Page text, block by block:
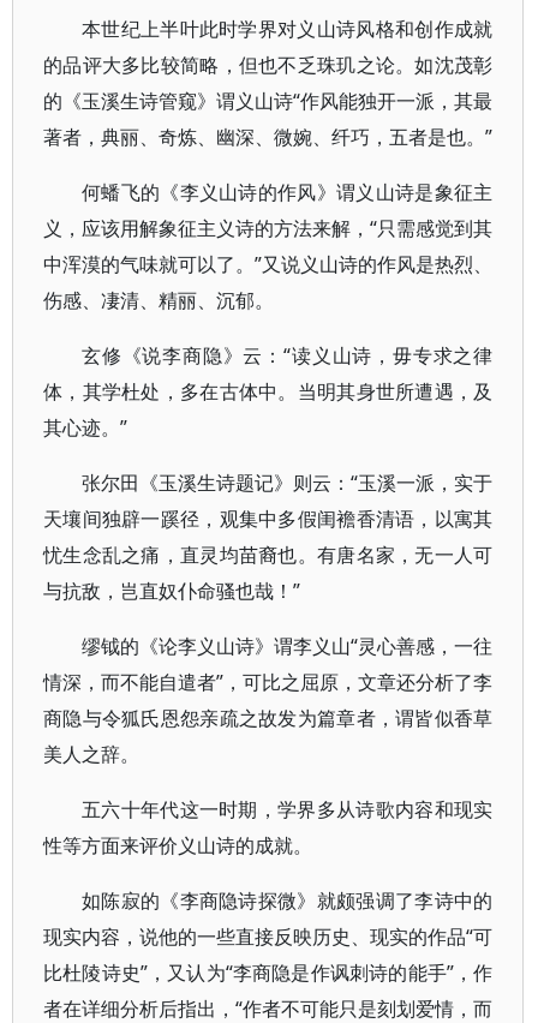
本世纪上半叶此时学界对义山诗风格和创作成就
的品评大多比较简略，但也不乏珠玑之论。如沈茂彰
的《玉溪生诗管窥》谓义山诗“作风能独开一派，其最
著者，典丽、奇炼、幽深、微婉、纤巧，五者是也。”
何蟠飞的《李义山诗的作风》谓义山诗是象征主
义，应该用解象征主义诗的方法来解，“只需感觉到其
中浑漠的气味就可以了。”又说义山诗的作风是热烈、
伤感、凄清、精丽、沉郁。
玄修《说李商隐》云：“读义山诗，毋专求之律
体，其学杜处，多在古体中。当明其身世所遭遇，及
其心迹。”
张尔田《玉溪生诗题记》则云：“玉溪一派，实于
天壤间独辟一蹊径，观集中多假闺襜香清语，以寓其
忧生念乱之痛，直灵均苗裔也。有唐名家，无一人可
与抗敌，岂直奴仆命骚也哉！”
缪钺的《论李义山诗》谓李义山“灵心善感，一往
情深，而不能自遣者”，可比之屈原，文章还分析了李
商隐与令狐氏恩怨亲疏之故发为篇章者，谓皆似香草
美人之辞。
五六十年代这一时期，学界多从诗歌内容和现实
性等方面来评价义山诗的成就。
如陈寂的《李商隐诗探微》就颇强调了李诗中的
现实内容，说他的一些直接反映历史、现实的作品“可
比杜陵诗史”，又认为“李商隐是作讽刺诗的能手”，作
者在详细分析后指出，“作者不可能只是刻划爱情，而